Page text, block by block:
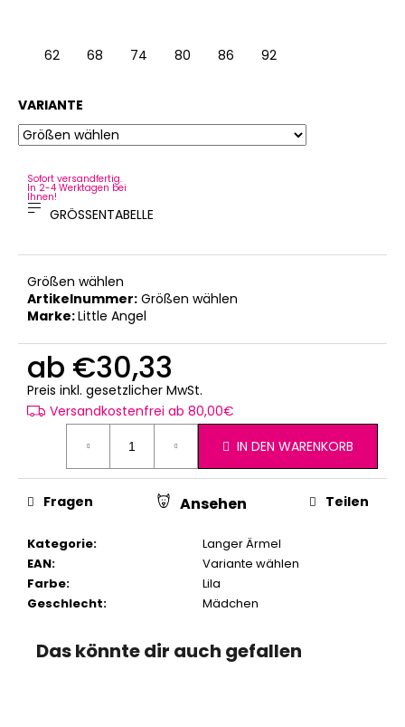
62 68 74 80 86 92
VARIANTE
Sofort versandfertig.
In 2-4 Werktagen bei
Ihnen!
GRÖSSENTABELLE
Größen wählen
Artikelnummer: Größen wählen
Marke:Little Angel
ab €30,33
Preis inkl. gesetzlicher MwSt.
Versandkostenfrei ab 80,00€
IN DEN WARENKORB
Kategorie:
Langer Ärmel
EAN:
Variante wählen
Farbe:
Lila
Geschlecht: Mädchen
Fragen Ansehen Teilen
Das könnte dir auch gefallen